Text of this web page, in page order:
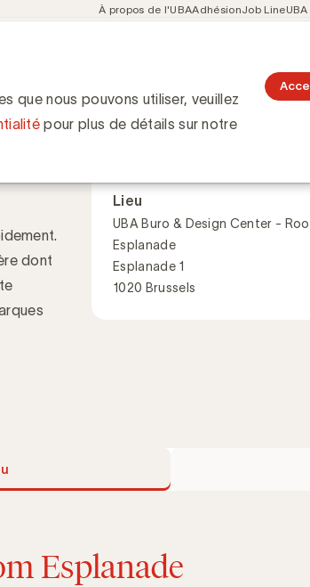
Meta
À propos de l'UBAAdhésionJob Line
et
dont
21 novembre 2025
Lieu
UBA Buro & Design Center -
Esplanade
Esplanade 1
1020 Brussels
Esplanade
que nous pouvons utiliser, veuillez
pour plus de détails sur notre